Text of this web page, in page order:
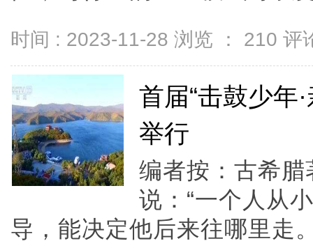
时间 : 2023-11-28 浏览 ： 210 评
首届“击鼓少年
举行
编者按：古希
说：“一个人从
导，能决定他后来往哪里走